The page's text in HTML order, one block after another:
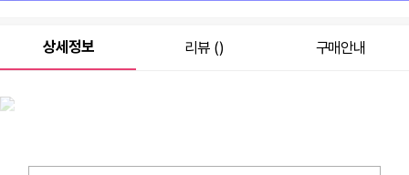
상세정보 리뷰 () 구매안내